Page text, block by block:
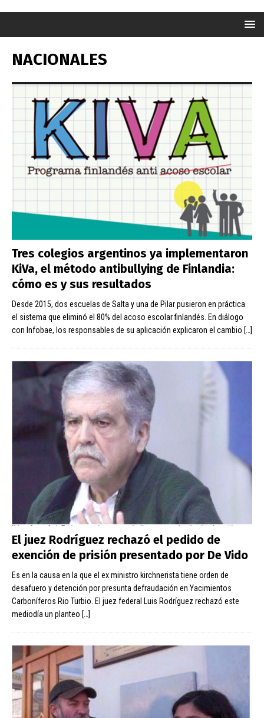
NACIONALES
Tres colegios argentinos ya implementaron
KiVa, el método antibullying de Finlandia:
cómo es y sus resultados
Desde 2015, dos escuelas de Salta y una de Pilar pusieron en práctica
el sistema que eliminó el 80% del acoso escolar finlandés. En diálogo
con Infobae, los responsables de su aplicación explicaron el cambio […]
El juez Rodríguez rechazó el pedido de
exención de prisión presentado por De Vido
Es en la causa en la que el ex ministro kirchnerista tiene orden de
desafuero y detención por presunta defraudación en Yacimientos
Carboníferos Rio Turbio. El juez federal Luis Rodríguez rechazó este
mediodía un planteo […]